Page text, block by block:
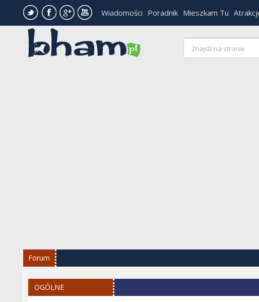
Wiadomości Poradnik Mieszkam Tu
Forum
OGÓLNE